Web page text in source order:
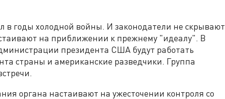
в годы холодной войны. И законодатели не скрывают
на приближении к прежнему "идеалу". В
президента США будут работать
страны и американские разведчики. Группа
органа настаивают на ужесточении контроля со